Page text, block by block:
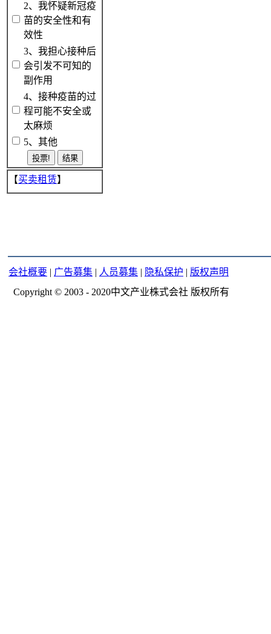
2、我怀疑新冠疫
苗的安全性和有
效性
3、我担心接种后
会引发不可知的
副作用
4、接种疫苗的过
程可能不安全或
太麻烦
5、其他
【买卖租赁】
会社概要 | 广告募集 | 人员募集 | 隐私保护 | 版权声明
Copyright © 2003 - 2020中文产业株式会社 版权所有